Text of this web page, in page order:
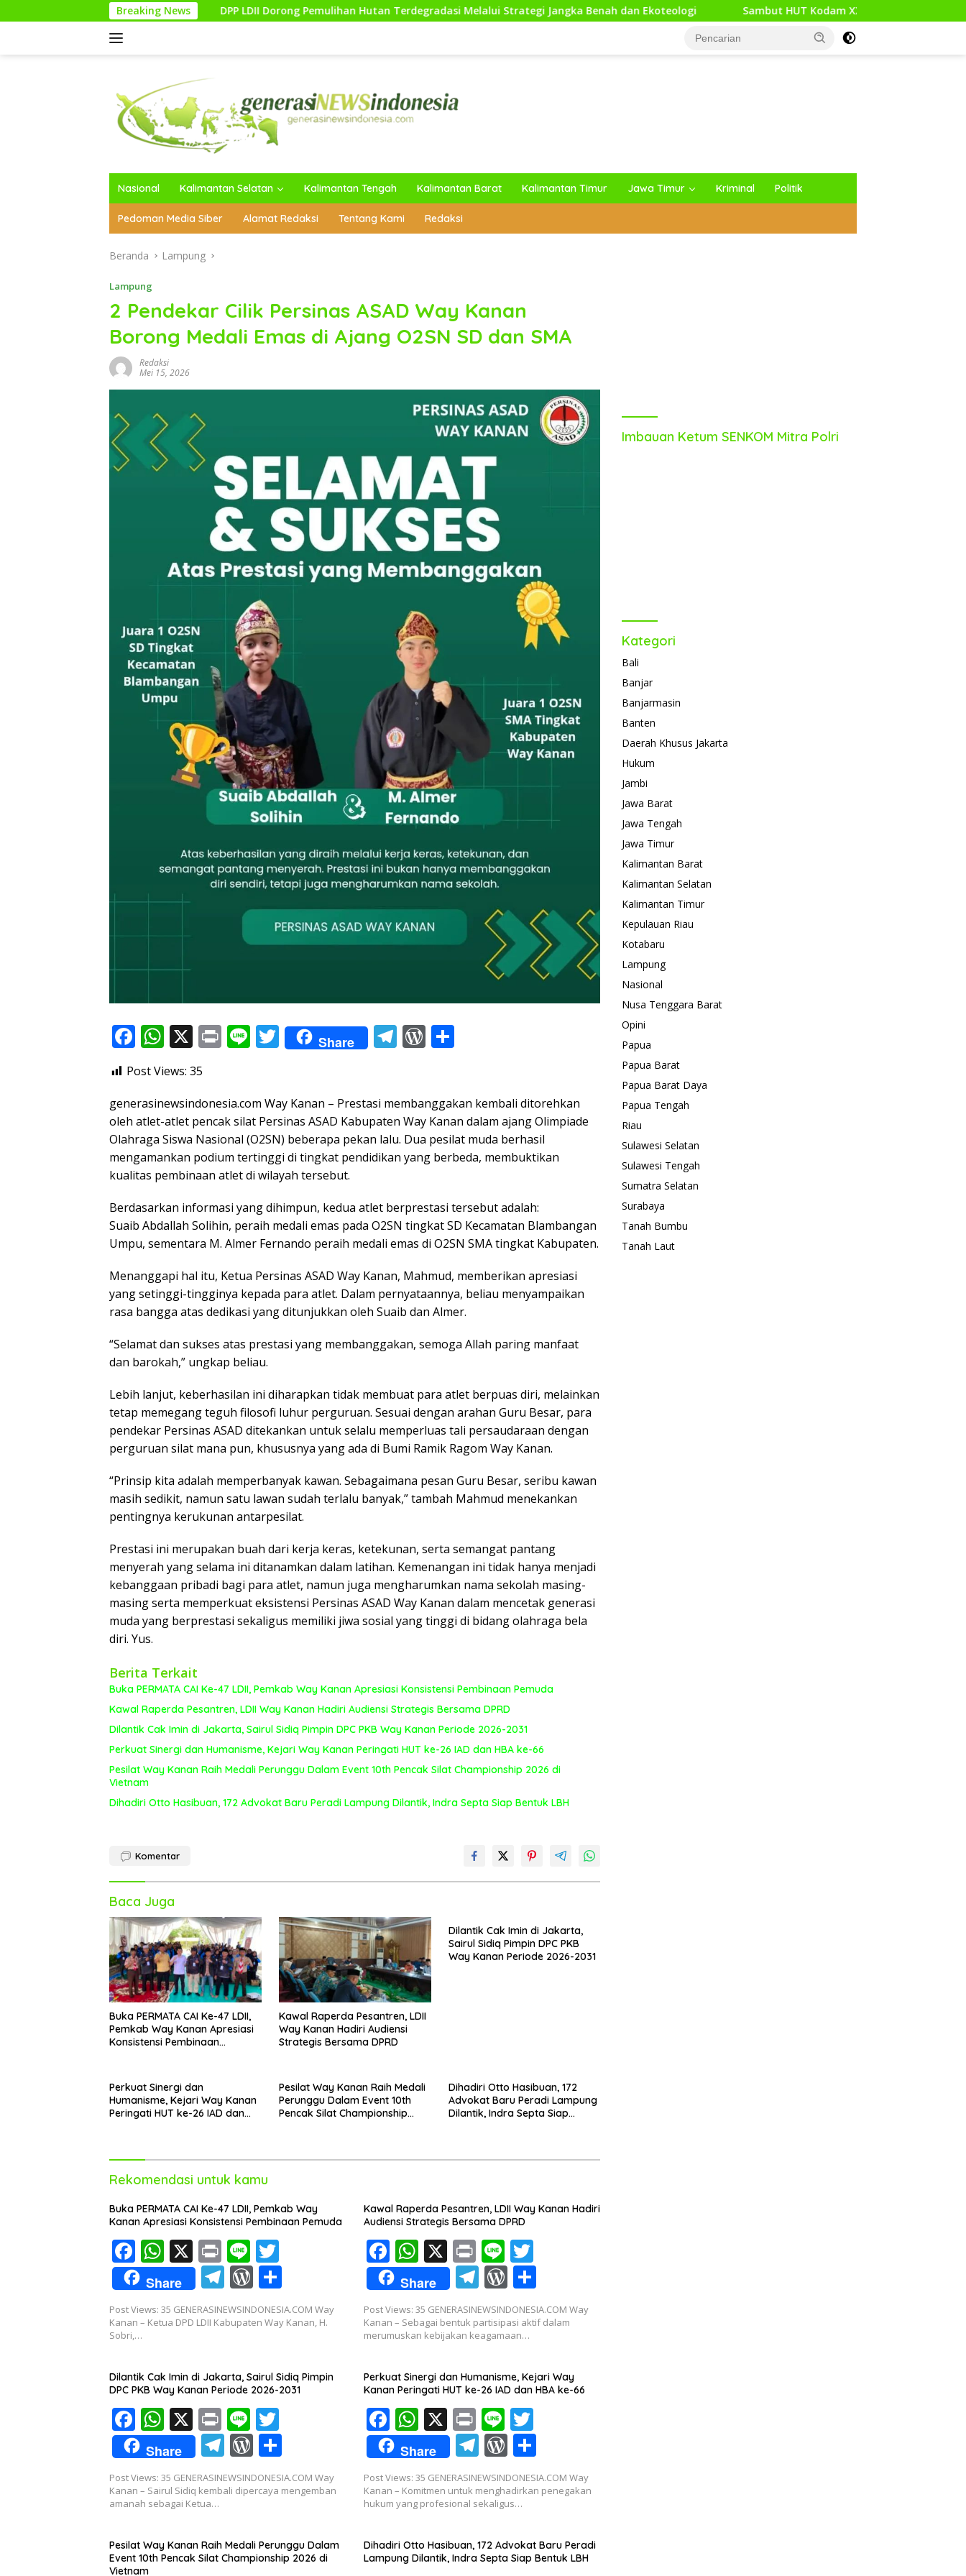
ke
Breaking News
DPP LDII Dorong Pemulihan Hutan Terdegradasi Melalui Strategi Jangka Benah dan Ekoteologi Sambut HUT Kodam XXI/Raden Intan, Kodim 0427/Way Kanan
Nasional Kalimantan Selatan Kalimantan Tengah Kalimantan Barat Kalimantan Timur Jawa Timur Kriminal Politik
Pedoman Media Siber Alamat Redaksi Tentang Kami Redaksi
Beranda Lampung
Lampung
2 Pendekar Cilik Persinas ASAD Way Kanan
Borong Medali Emas di Ajang O2SN SD dan SMA
Redaksi
Mei 15, 2026
F
ac
e
b
o
o
k
W
at
s
A
p
p
X Pr Li T
w
er
Share T
gr
a
m
W
Pr
e
ss
e
Post Views: 35
generasinewsindonesia.com Way Kanan – Prestasi membanggakan kembali ditorehkan
oleh atlet-atlet pencak silat Persinas ASAD Kabupaten Way Kanan dalam ajang Olimpiade
Olahraga Siswa Nasional (O2SN) beberapa pekan lalu. Dua pesilat muda berhasil
mengamankan podium tertinggi di tingkat pendidikan yang berbeda, membuktikan
kualitas pembinaan atlet di wilayah tersebut.
Berdasarkan informasi yang dihimpun, kedua atlet berprestasi tersebut adalah:
Suaib Abdallah Solihin, peraih medali emas pada O2SN tingkat SD Kecamatan Blambangan
Umpu, sementara M. Almer Fernando peraih medali emas di O2SN SMA tingkat Kabupaten.
Menanggapi hal itu, Ketua Persinas ASAD Way Kanan, Mahmud, memberikan apresiasi
yang setinggi-tingginya kepada para atlet. Dalam pernyataannya, beliau menyampaikan
rasa bangga atas dedikasi yang ditunjukkan oleh Suaib dan Almer.
“Selamat dan sukses atas prestasi yang membanggakan, semoga Allah paring manfaat
dan barokah,” ungkap beliau.
Lebih lanjut, keberhasilan ini diharapkan tidak membuat para atlet berpuas diri, melainkan
tetap memegang teguh filosofi luhur perguruan. Sesuai dengan arahan Guru Besar, para
pendekar Persinas ASAD ditekankan untuk selalu memperluas tali persaudaraan dengan
perguruan silat mana pun, khususnya yang ada di Bumi Ramik Ragom Way Kanan.
“Prinsip kita adalah memperbanyak kawan. Sebagaimana pesan Guru Besar, seribu kawan
masih sedikit, namun satu lawan sudah terlalu banyak,” tambah Mahmud menekankan
pentingnya kerukunan antarpesilat.
Prestasi ini merupakan buah dari kerja keras, ketekunan, serta semangat pantang
menyerah yang selama ini ditanamkan dalam latihan. Kemenangan ini tidak hanya menjadi
kebanggaan pribadi bagi para atlet, namun juga mengharumkan nama sekolah masing-
masing serta memperkuat eksistensi Persinas ASAD Way Kanan dalam mencetak generasi
muda yang berprestasi sekaligus memiliki jiwa sosial yang tinggi di bidang olahraga bela
diri. Yus.
Berita Terkait
Buka PERMATA CAI Ke-47 LDII, Pemkab Way Kanan Apresiasi Konsistensi Pembinaan Pemuda
Kawal Raperda Pesantren, LDII Way Kanan Hadiri Audiensi Strategis Bersama DPRD
Dilantik Cak Imin di Jakarta, Sairul Sidiq Pimpin DPC PKB Way Kanan Periode 2026-2031
Perkuat Sinergi dan Humanisme, Kejari Way Kanan Peringati HUT ke-26 IAD dan HBA ke-66
Pesilat Way Kanan Raih Medali Perunggu Dalam Event 10th Pencak Silat Championship 2026 di
Vietnam
Dihadiri Otto Hasibuan, 172 Advokat Baru Peradi Lampung Dilantik, Indra Septa Siap Bentuk LBH
Komentar
Baca Juga
Buka PERMATA CAI Ke-47 LDII,
Pemkab Way Kanan Apresiasi
Konsistensi Pembinaan
Kawal Raperda Pesantren, LDII
Way Kanan Hadiri Audiensi
Strategis Bersama DPRD
Dilantik Cak Imin di Jakarta,
Sairul Sidiq Pimpin DPC PKB
Way Kanan Periode 2026-2031
Perkuat Sinergi dan
Humanisme, Kejari Way Kanan
Peringati HUT ke-26 IAD dan
Pesilat Way Kanan Raih Medali
Perunggu Dalam Event 10th
Pencak Silat Championship
Dihadiri Otto Hasibuan, 172
Advokat Baru Peradi Lampung
Dilantik, Indra Septa Siap
Rekomendasi untuk kamu
Buka PERMATA CAI Ke-47 LDII, Pemkab Way
Kanan Apresiasi Konsistensi Pembinaan Pemuda
F
ac
e
b
o
o
k
W
h
at
s
p
p
X Pr
in
t
Li
n
e
w
itt
er
Share T
el
e
a
m
W
or
d
e
ss
h
ar
Post Views: 35 GENERASINEWSINDONESIA.COM Way
Kanan – Ketua DPD LDII Kabupaten Way Kanan, H.
Sobri,…
Kawal Raperda Pesantren, LDII Way Kanan Hadiri
Audiensi Strategis Bersama DPRD
F
ac
e
b
o
o
k
W
h
at
s
A
p
X Pr
in
t
Li
n
e
T
w
itt
er
Share T
el
e
gr
a
m
W
or
d
Pr
e
ss
S
h
ar
Post Views: 35 GENERASINEWSINDONESIA.COM Way
Kanan – Sebagai bentuk partisipasi aktif dalam
merumuskan kebijakan keagamaan…
Dilantik Cak Imin di Jakarta, Sairul Sidiq Pimpin
DPC PKB Way Kanan Periode 2026-2031
F
ac
e
b
o
o
k
W
h
at
s
A
p
p
X Pr
in
t
Li
n
e
w
itt
er
Share T
el
e
a
m
W
or
d
e
ss
h
ar
Post Views: 35 GENERASINEWSINDONESIA.COM Way
Kanan – Sairul Sidiq kembali dipercaya mengemban
amanah sebagai Ketua…
Perkuat Sinergi dan Humanisme, Kejari Way
Kanan Peringati HUT ke-26 IAD dan HBA ke-66
F
ac
e
b
o
o
k
W
h
at
s
A
p
p
X Pr
in
t
Li
n
e
T
w
itt
er
Share T
el
e
gr
a
m
W
or
d
Pr
e
ss
S
h
ar
Post Views: 35 GENERASINEWSINDONESIA.COM Way
Kanan – Komitmen untuk menghadirkan penegakan
hukum yang profesional sekaligus…
Pesilat Way Kanan Raih Medali Perunggu Dalam
Event 10th Pencak Silat Championship 2026 di
Vietnam
Dihadiri Otto Hasibuan, 172 Advokat Baru Peradi
Lampung Dilantik, Indra Septa Siap Bentuk LBH
Imbauan Ketum SENKOM Mitra Polri
Kategori
Bali
Banjar
Banjarmasin
Banten
Daerah Khusus Jakarta
Hukum
Jambi
Jawa Barat
Jawa Tengah
Jawa Timur
Kalimantan Barat
Kalimantan Selatan
Kalimantan Timur
Kepulauan Riau
Kotabaru
Lampung
Nasional
Nusa Tenggara Barat
Opini
Papua
Papua Barat
Papua Barat Daya
Papua Tengah
Riau
Sulawesi Selatan
Sulawesi Tengah
Sumatra Selatan
Surabaya
Tanah Bumbu
Tanah Laut